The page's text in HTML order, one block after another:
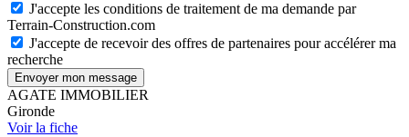
J'accepte les conditions de traitement de ma demande par
Terrain-Construction.com
J'accepte de recevoir des offres de partenaires pour accélérer ma
recherche
Envoyer mon message
AGATE IMMOBILIER
Gironde
Voir la fiche